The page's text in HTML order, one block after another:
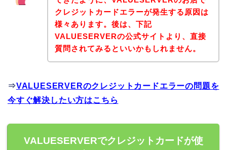
クレジットカードエラーが発生する原因は
様々あります。後は、下記
VALUESERVERの公式サイトより、直接
質問されてみるといいかもしれません。
⇒VALUESERVERのクレジットカードエラーの問題を
今すぐ解決したい方はこちら
VALUESERVERでクレジットカードが使